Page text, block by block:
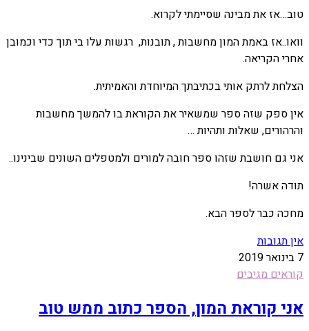
טוב…אז את מבינה שסיימתי לקרוא.
וואו..אז באמת המון מחשבות , תובנות, רגשות עלו בי תוך כדי וכמובן
אחרי הקריאה.
הצלחת לרתק אותי בכתיבתך המיוחדת והאמיתית.
אין ספק שזה ספר שמשאיר את הקוראת בו להמשך מחשבות
והרהורים, שאלות ותהיות …
אני גם חושבת שזהו ספר חובה למורים ולמטפלים השונים שבינינו..
תודה אשרה!
מחכה כבר לספר הבא.
אין תגובות
7 בינואר 2019
קוראים מגיבים
אני קוראת המון, הספר כתוב ממש טוב